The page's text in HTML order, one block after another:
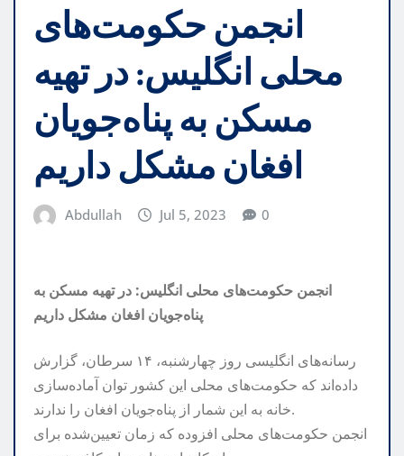
انجمن حکومت‌های
محلی انگلیس: در تهیه
مسکن به پناه‌جویان
افغان مشکل داریم
Abdullah Jul 5, 2023 0
انجمن حکومت‌های محلی انگلیس: در تهیه مسکن به
پناه‌جویان افغان مشکل داریم
رسانه‌های انگلیسی روز چهارشنبه، ۱۴ سرطان، گزارش
داده‌اند که حکومت‌های محلی این‌ کشور توان آماده‌سازی
خانه به این شمار از پناه‌جویان افغان را ندارند.
انجمن حکومت‌های محلی افزوده‌ که زمان تعیین‌شده برای